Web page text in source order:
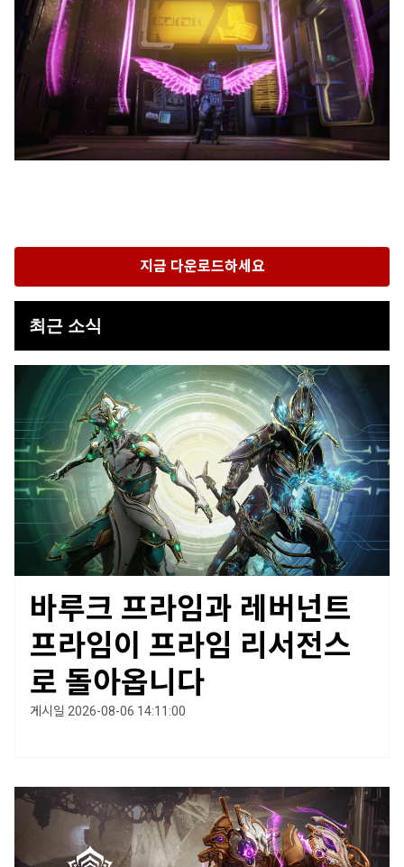
지금 다운로드하세요
최근 소식
바루크 프라임과 레버넌트
프라임이 프라임 리서전스
로 돌아옵니다
게시일 2026-08-06 14:11:00